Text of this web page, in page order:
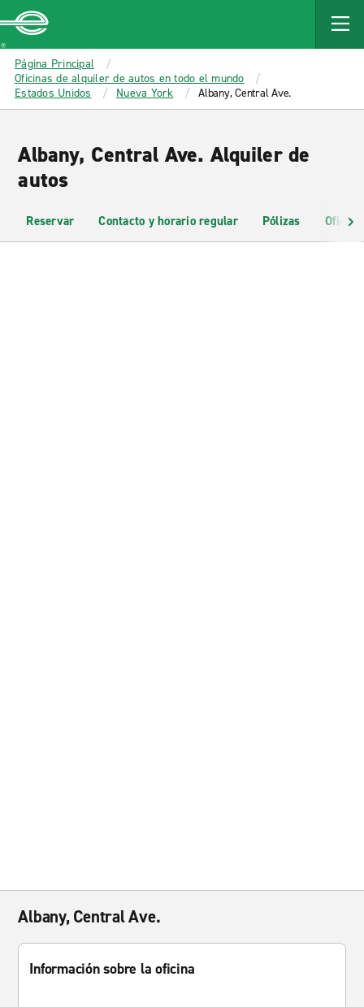
MAIN
CONTENT
Enterprise
Página Principal
Oficinas de alquiler de autos en todo el mundo
Estados Unidos
Nueva York Albany, Central Ave.
Albany, Central Ave. Alquiler de
autos
Reservar Contacto y horario regular Pólizas
Albany, Central Ave.
Información sobre la oficina